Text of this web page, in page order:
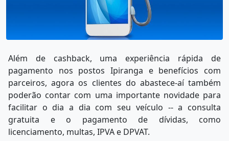
Além de cashback, uma experiência rápida de
pagamento nos postos Ipiranga e benefícios com
parceiros, agora os clientes do abastece-aí também
poderão contar com uma importante novidade para
facilitar o dia a dia com seu veículo -- a consulta
gratuita e o pagamento de dívidas, como
licenciamento, multas, IPVA e DPVAT.